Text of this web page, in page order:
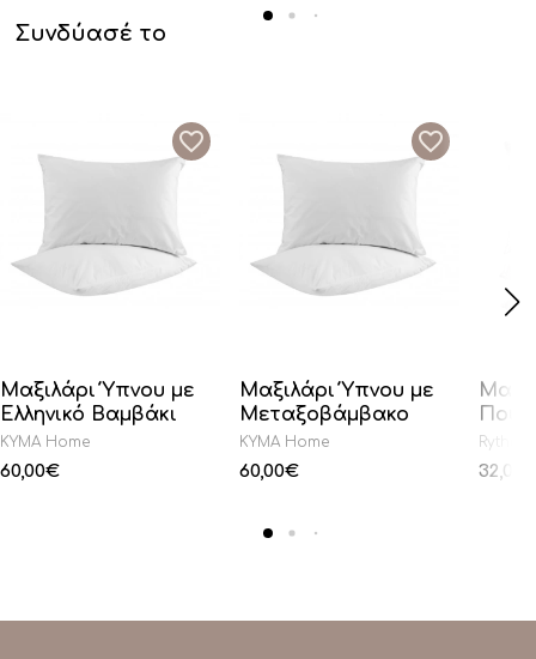
Συνδύασέ το
Μαξιλάρι Ύπνου με
Ελληνικό Βαμβάκι
KYMA Home
60,00€
Μαξιλάρι Ύπνου με
Μεταξοβάμβακο
KYMA Home
60,00€ 32,00